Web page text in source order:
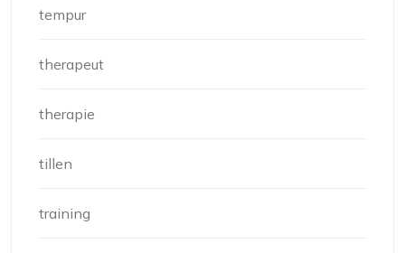
tempur
therapeut
therapie
tillen
training